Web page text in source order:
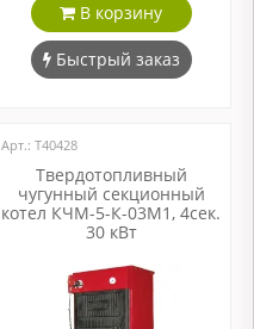
В корзину
Быстрый заказ
Арт.: Т40428
Твердотопливный
чугунный секционный
котел КЧМ-5-К-03М1, 4сек.
30 кВт